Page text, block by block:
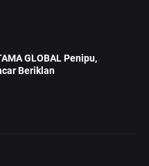
GLOBAL Penipu,
Beriklan